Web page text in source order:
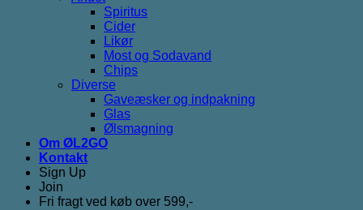
Spiritus
Cider
Likør
Most og Sodavand
Chips
Diverse
Gaveæsker og indpakning
Glas
Ølsmagning
Om ØL2GO
Kontakt
Sign Up
Join
Fri fragt ved køb over 599,-